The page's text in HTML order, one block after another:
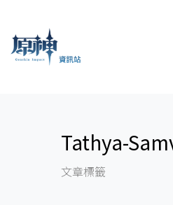
Tathya-
文章標籤